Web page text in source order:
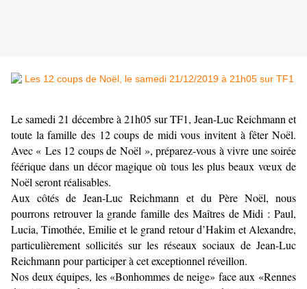
Le samedi 21 décembre à 21h05 sur TF1, Jean-Luc Reichmann et
toute la famille des 12 coups de midi vous invitent à fêter Noël.
Avec « Les 12 coups de Noël », préparez-vous à vivre une soirée
féérique dans un décor magique où tous les plus beaux vœux de
Noël seront réalisables.
Aux côtés de Jean-Luc Reichmann et du Père Noël, nous
pourrons retrouver la grande famille des Maîtres de Midi : Paul,
Lucia, Timothée, Emilie et le grand retour d’Hakim et Alexandre,
particulièrement sollicités sur les réseaux sociaux de Jean-Luc
Reichmann pour participer à cet exceptionnel réveillon.
Nos deux équipes, les «Bonhommes de neige» face aux «Rennes